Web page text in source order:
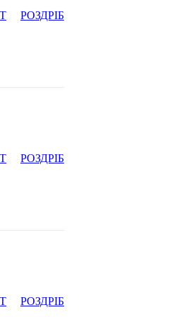
РОЗДРІБ
РОЗДРІБ
РОЗДРІБ